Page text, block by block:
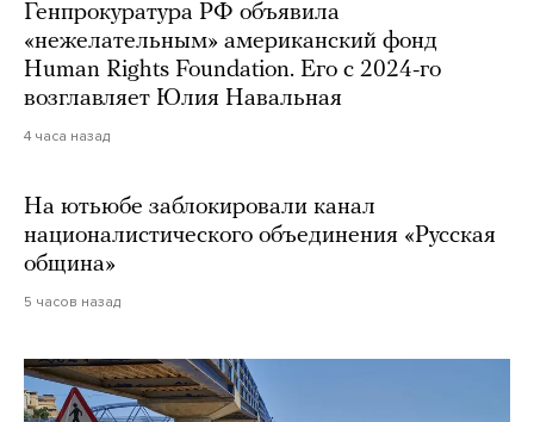
Генпрокуратура РФ объявила
«нежелательным» американский фонд
Human Rights Foundation. Его с 2024-го
возглавляет Юлия Навальная
4 часа назад
На ютьюбе заблокировали канал
националистического объединения «Русская
община»
5 часов назад